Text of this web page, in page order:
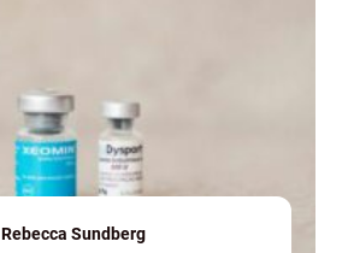
Rebecca Sundberg